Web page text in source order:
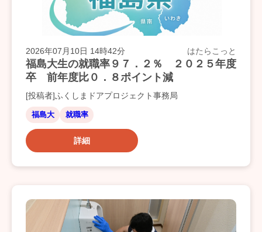
2026年07月10日 14時42分 はたらこっと
福島大生の就職率９７．２％ ２０２５年度
卒 前年度比０．８ポイント減
[投稿者]ふくしまドアプロジェクト事務局
福島大 就職率
詳細